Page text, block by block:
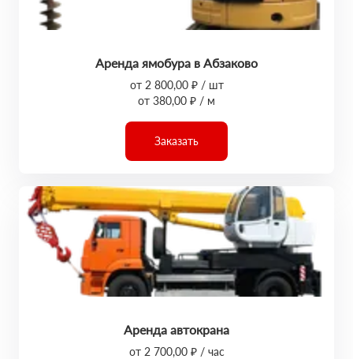
Аренда ямобура в Абзаково
от 2 800,00 ₽ / шт
от 380,00 ₽ / м
Заказать
Аренда автокрана
от 2 700,00 ₽ / час